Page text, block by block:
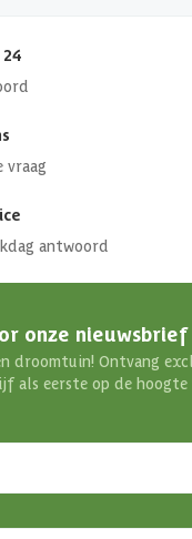
vraag
antwoord
onze nieuwsbrief
droomtuin! Ontvang
als eerste op de hoogte